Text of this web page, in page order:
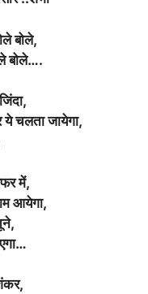
बोले,
बोले….
चलता जायेगा,
में,
आयेगा,